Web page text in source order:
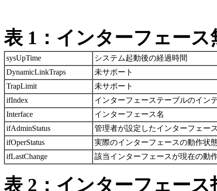
表 1：インターフェース
sysUpTime
システム起動後の経過時間
DynamicLinkTraps
未サポート
TrapLimit
未サポート
ifIndex
インターフェーステーブルのイン
Interface
インターフェース名
ifAdminStatus
管理者が設定したインターフェー
ifOperStatus
実際のインターフェースの動作状
ifLastChange
該当インターフェースが現在の動
表 2：インターフェース